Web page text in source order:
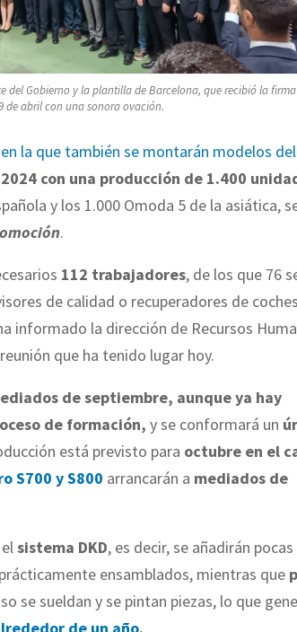
del Gobierno y la plantilla de Barcelona, que recibió la
de abril con una sonora ovación.
en la que también se montarán modelos del
con una producción de 1.400
y los 1.000 Omoda 5 de la asiática,
.
112 trabajadores, de los que 76
de calidad o recuperadores de
informado la dirección de Recursos
que ha tenido lugar hoy.
de septiembre, aunque ya hay
de formación, y se conformará un
está previsto para octubre en el
S700 y S800 arrancarán a mediados de
sistema DKD, es decir, se añadirán pocas
ensamblados, mientras que
se sueldan y se pintan piezas, lo que
de un año.